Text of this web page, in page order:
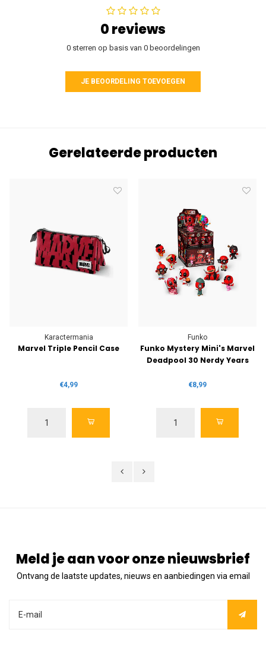
0 reviews
0 sterren op basis van 0 beoordelingen
JE BEOORDELING TOEVOEGEN
Gerelateerde producten
Karactermania
Marvel Triple Pencil Case
€4,99
Funko
Funko Mystery Mini's Marvel
Deadpool 30 Nerdy Years
€8,99
Meld je aan voor onze nieuwsbrief
Ontvang de laatste updates, nieuws en aanbiedingen via email